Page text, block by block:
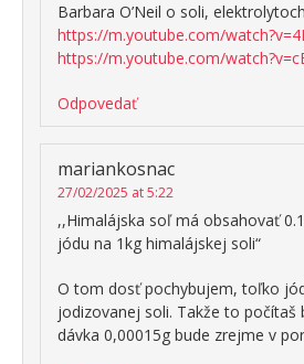
Barbara O’Neil o soli,
https://m.youtube.com/
https://m.youtube.com/
Odpovedať
mariankosnac
27/02/2025 at 5:22
,,Himalájska soľ má obsahovať
jódu na 1kg himalájskej soli“
O tom dosť pochybujem, toľko
jodizovanej soli. Takže to počítaš
dávka 0,00015g bude zrejme v